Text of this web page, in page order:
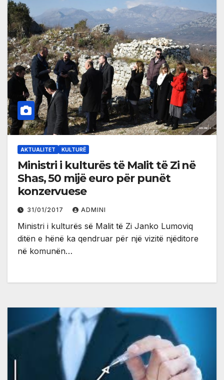
AKTUALITET KULTURË
Ministri i kulturës të Malit të Zi në
Shas, 50 mijë euro për punët
konzervuese
31/01/2017 ADMINI
Ministri i kulturës së Malit të Zi Janko Lumoviq
ditën e hënë ka qendruar për një vizitë njëditore
në komunën…